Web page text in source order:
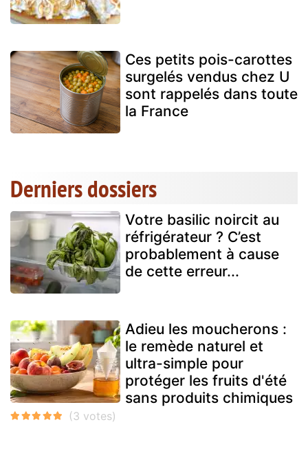
Ces petits pois-carottes
surgelés vendus chez U
sont rappelés dans toute
la France
Derniers dossiers
Votre basilic noircit au
réfrigérateur ? C’est
probablement à cause
de cette erreur...
Adieu les moucherons :
le remède naturel et
ultra-simple pour
protéger les fruits d'été
sans produits chimiques